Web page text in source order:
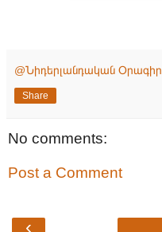
@Նիդերլանդական Օրագիր
Share
No comments:
Post a Comment
‹